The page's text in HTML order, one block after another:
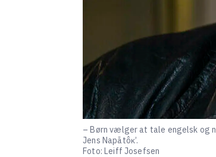
– Børn vælger at tale engelsk og
Jens Napãtôĸ’.
Foto: Leiff Josefsen